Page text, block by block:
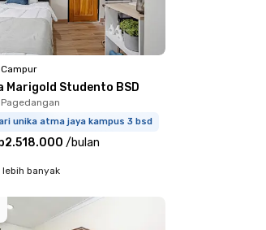
Campur
Marigold Studento BSD
unika atma jaya kampus 3 bsd
/bulan
banyak